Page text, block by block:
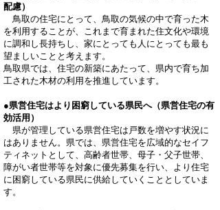
配慮）
鳥取の住宅にとって、鳥取の気候の中で育った木
を利用することが、これまで育まれた住文化や環境
に調和し長持ちし、家にとっても人にとっても最も
望ましいことと考えます。
鳥取県では、住宅の新築にあたって、県内で育ち加
工された木材の利用を推進しています。
●県営住宅はより困窮している県民へ（県営住宅の有
効活用）
県が管理している県営住宅は戸数を増やす状況に
はありません。県では、県営住宅を広域的なセイフ
ティネットとして、高齢者世帯、母子・父子世帯、
障がい者世帯等を対象に優先募集を行い、より住宅
に困窮している県民に供給していくこととしていま
す。